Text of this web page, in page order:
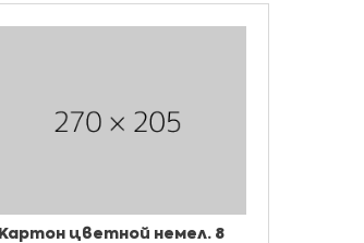
Картон цветной немел. 8